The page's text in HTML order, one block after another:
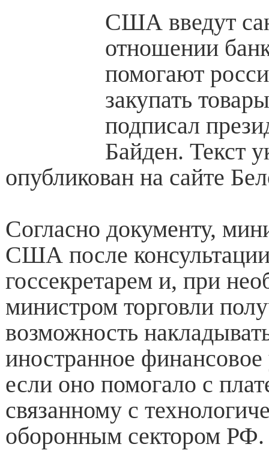
США введут
отношении
помогают
закупать
подписал
Байден. Текст
опубликован на сайте
Согласно документу,
США после
госсекретарем и, при
министром торговли
возможность
иностранное
если оно помогало с
связанному с
оборонным сектором РФ.